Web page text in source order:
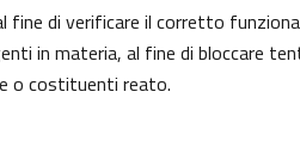
di verificare il corretto
in materia, al fine di bloccare
o costituenti reato.